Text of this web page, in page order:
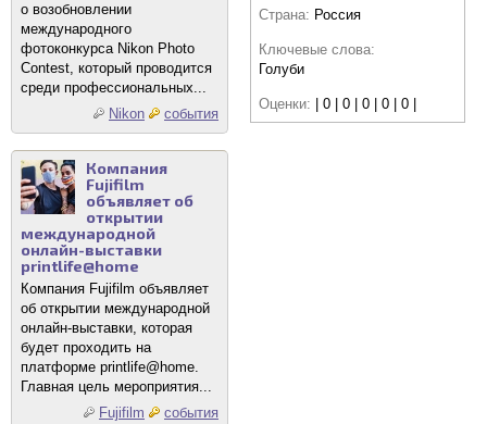
о возобновлении
международного
фотоконкурса Nikon Photo
Contest, который проводится
среди профессиональных...
Nikon
события
Компания
Fujifilm
объявляет об
открытии
международной
онлайн-выставки
printlife@home
Компания Fujifilm объявляет
об открытии международной
онлайн-выставки, которая
будет проходить на
платформе printlife@home.
Главная цель мероприятия...
Fujifilm
события
Страна: Россия
Ключевые слова:
Голуби
Оценки: | 0 | 0 | 0 | 0 | 0 |